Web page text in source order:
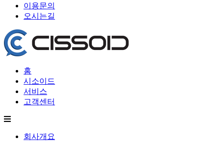
이용문의
오시는길
홈
시소이드
서비스
고객센터
회사개요